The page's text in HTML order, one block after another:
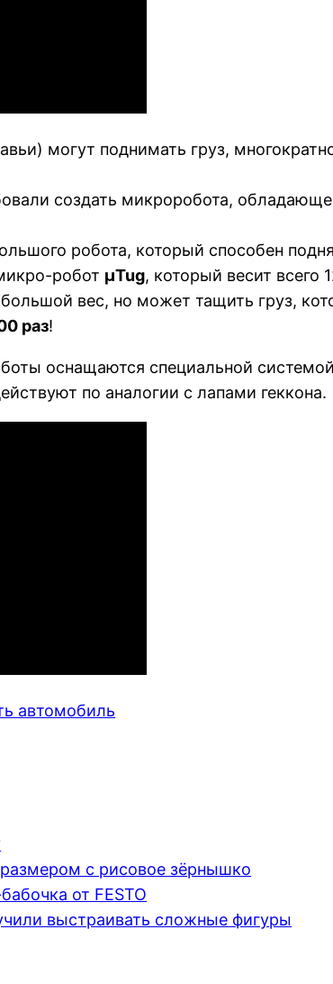
могут поднимать груз,
создать микроробота,
робота, который способен
робот μTug, который весит всего
вес, но может тащить груз,
раз!
оснащаются специальной системой
по аналогии с лапами геккона.
автомобиль
с рисовое зёрнышко
от FESTO
выстраивать сложные фигуры